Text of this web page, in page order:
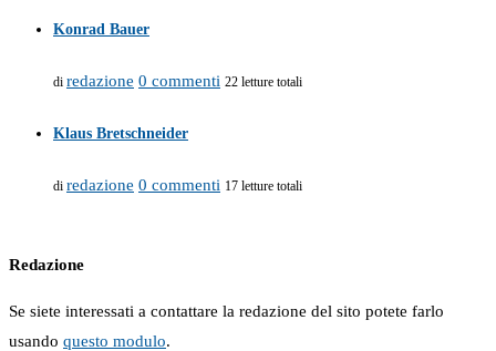
Konrad Bauer
di redazione 0 commenti 22 letture totali
Klaus Bretschneider
di redazione 0 commenti 17 letture totali
Redazione
Se siete interessati a contattare la redazione del sito potete farlo
usando questo modulo.